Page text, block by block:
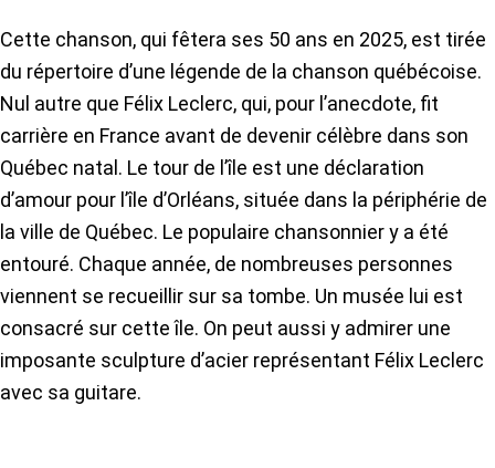
Cette chanson, qui fêtera ses 50 ans en 2025, est tirée
du répertoire d’une légende de la chanson québécoise.
Nul autre que Félix Leclerc, qui, pour l’anecdote, fit
carrière en France avant de devenir célèbre dans son
Québec natal. Le tour de l’île est une déclaration
d’amour pour l’île d’Orléans, située dans la périphérie de
la ville de Québec. Le populaire chansonnier y a été
entouré. Chaque année, de nombreuses personnes
viennent se recueillir sur sa tombe. Un musée lui est
consacré sur cette île. On peut aussi y admirer une
imposante sculpture d’acier représentant Félix Leclerc
avec sa guitare.